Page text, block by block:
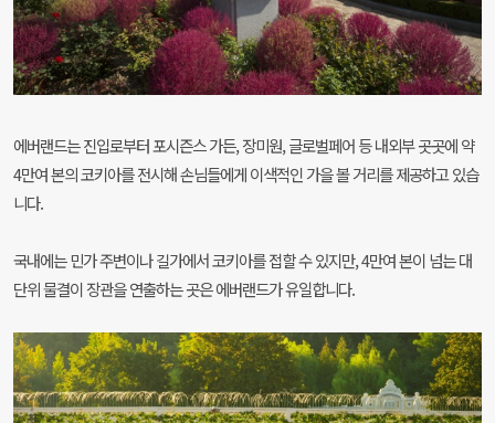
에버랜드는 진입로부터 포시즌스 가든, 장미원, 글로벌페어등 내외부 곳곳에 약
4만여 본의 코키아를 전시해손님들에게 이색적인 가을 볼 거리를 제공하고 있습
니다.
국내에는 민가 주변이나 길가에서 코키아를 접할 수 있지만,4만여 본이 넘는 대
단위 물결이 장관을 연출하는 곳은에버랜드가 유일합니다.